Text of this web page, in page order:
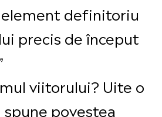
definitoriu
precis de început
viitorului? Uite o
povestea